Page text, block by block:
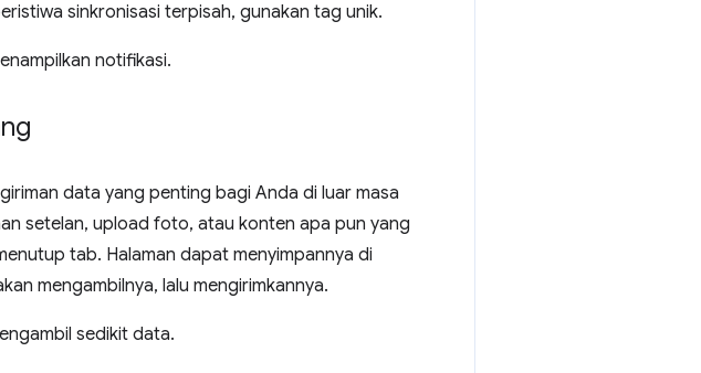
sinkronisasi terpisah, gunakan tag unik.
notifikasi.
data yang penting bagi Anda di luar masa
setelan, upload foto, atau konten apa pun yang
tab. Halaman dapat menyimpannya di
mengambilnya, lalu mengirimkannya.
sedikit data.